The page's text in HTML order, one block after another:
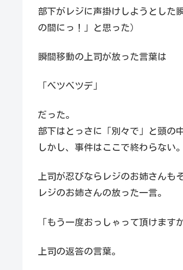
部下がレジに声掛けしようとした
の間にっ！」と思った）
瞬間移動の上司が放った言葉は
「ベツベツデ」
だった。
部下はとっさに「別々で」と頭の
しかし、事件はここで終わらない。
上司が忍びならレジのお姉さんも
レジのお姉さんの放った一言。
「もう一度おっしゃって頂けます
上司の返答の言葉。